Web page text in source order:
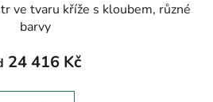
ve tvaru kříže s kloubem, různé
barvy
24 416 Kč